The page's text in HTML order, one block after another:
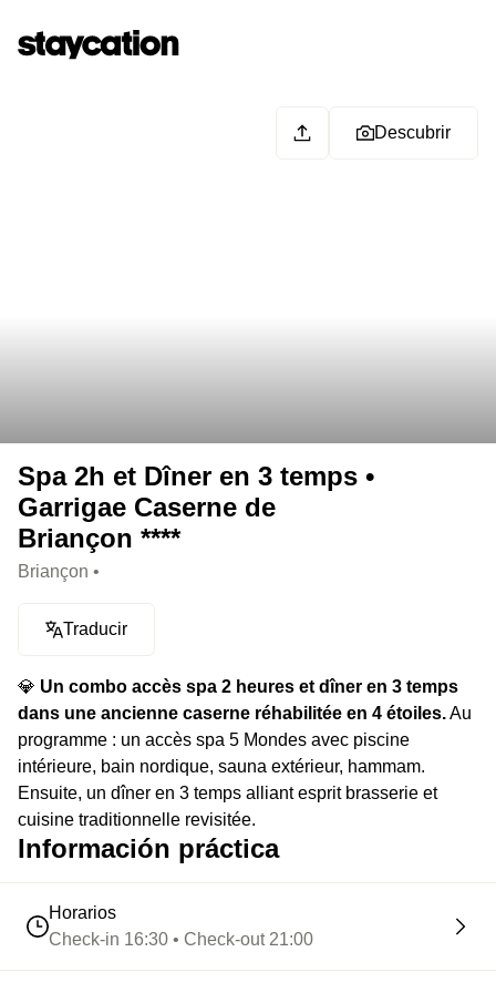
Descubrir
Spa 2h et Dîner en 3 temps •
Garrigae Caserne de
Briançon ****
Briançon •
Traducir
💎 Un combo accès spa 2 heures et dîner en 3 temps
dans une ancienne caserne réhabilitée en 4 étoiles.Au
programme : un accès spa 5 Mondes avec piscine
intérieure, bain nordique, sauna extérieur, hammam.
Ensuite, un dîner en 3 temps alliant esprit brasserie et
cuisine traditionnelle revisitée.
Información práctica
Horarios
Check-in 16:30 • Check-out 21:00